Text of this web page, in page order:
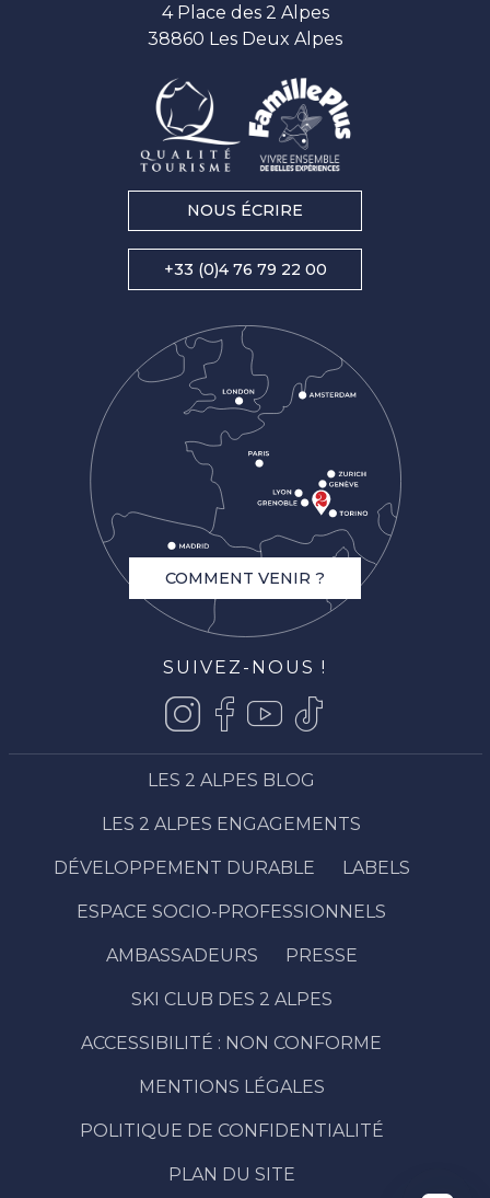
4 Place des 2 Alpes
38860 Les Deux Alpes
NOUS ÉCRIRE
+33 (0)4 76 79 22 00
COMMENT VENIR ?
SUIVEZ-NOUS !
LES 2 ALPES BLOG
LES 2 ALPES ENGAGEMENTS
DÉVELOPPEMENT DURABLE LABELS
ESPACE SOCIO-PROFESSIONNELS
AMBASSADEURS PRESSE
SKI CLUB DES 2 ALPES
ACCESSIBILITÉ : NON CONFORME
MENTIONS LÉGALES
POLITIQUE DE CONFIDENTIALITÉ
PLAN DU SITE